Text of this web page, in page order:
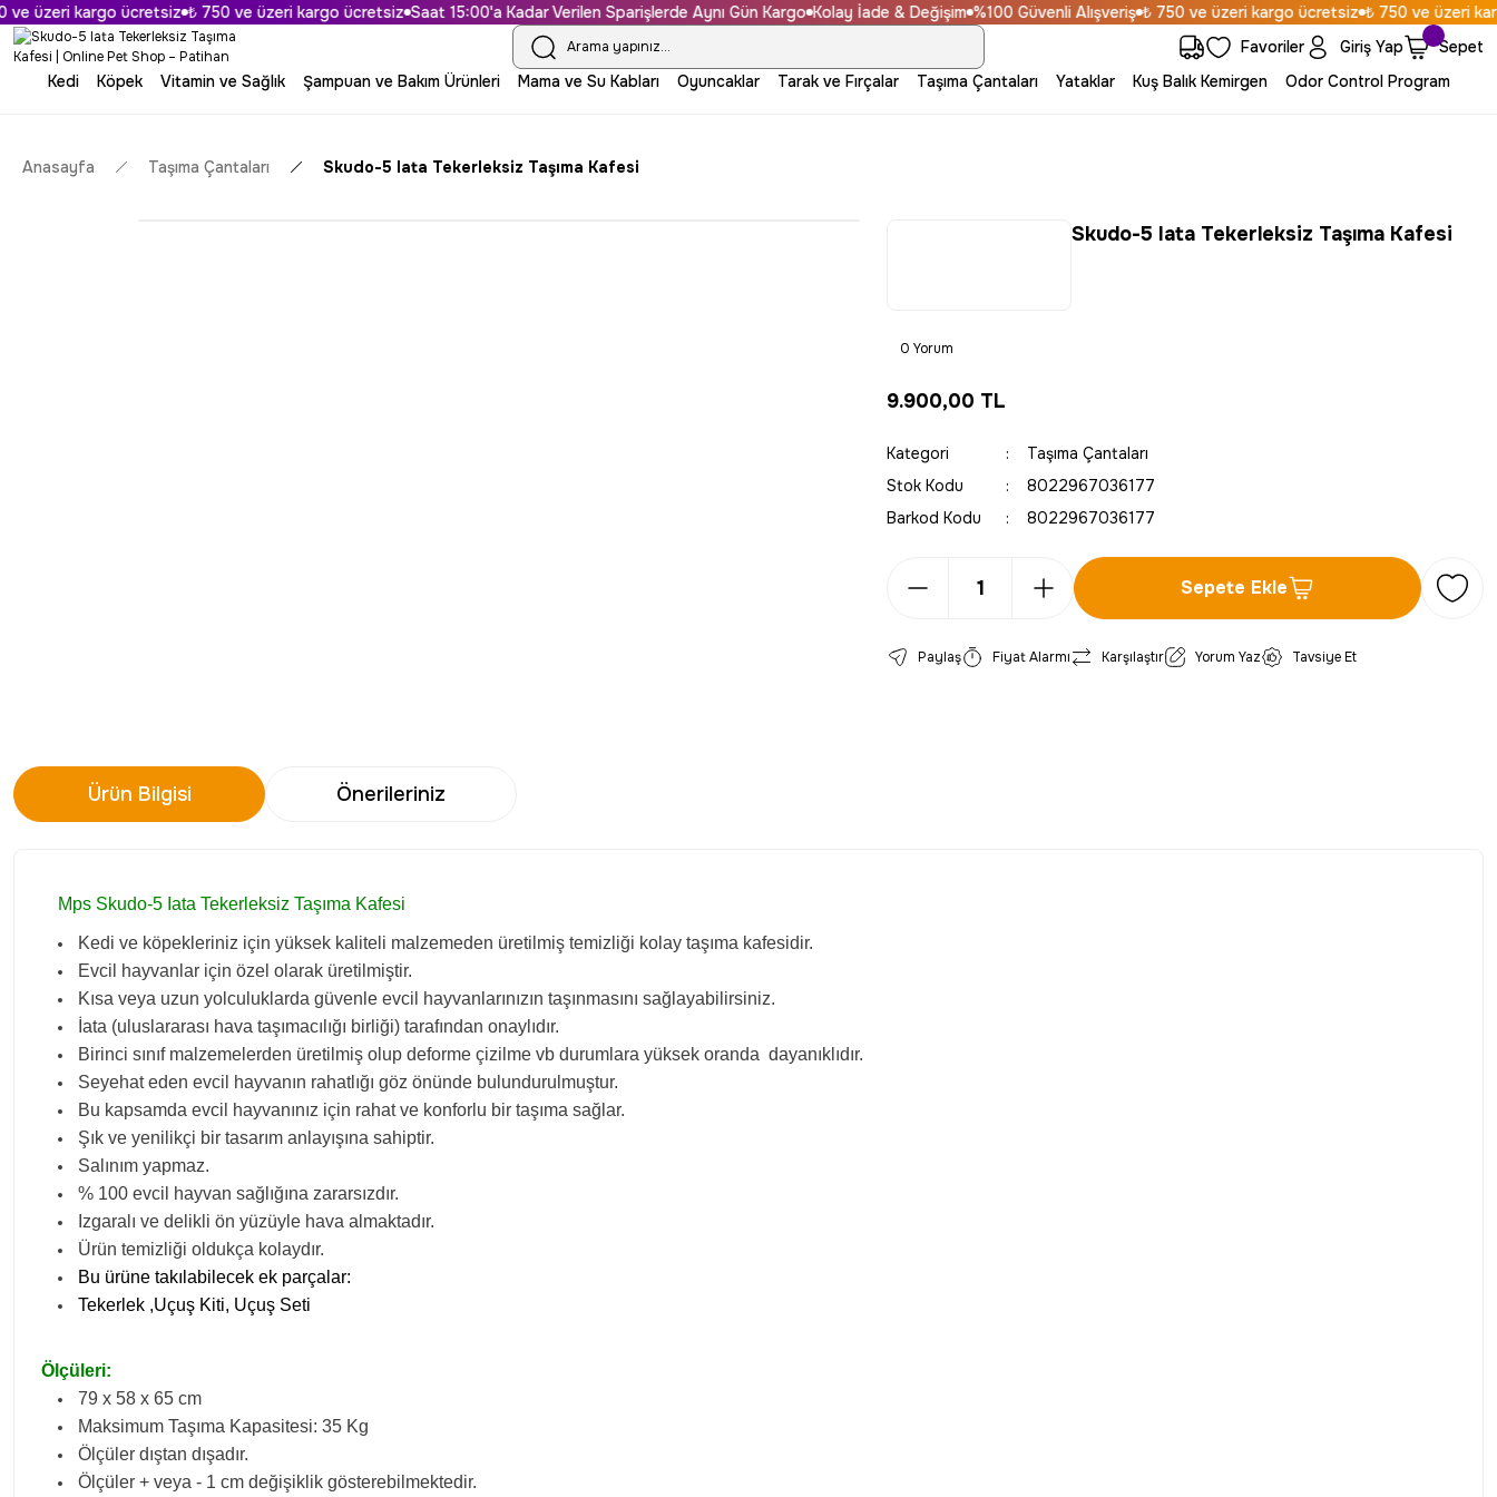
kargo ücretsiz ₺ 750 ve üzeri kargo ücretsiz Saat 15:00'a Kadar Verilen Sparişlerde Aynı Gün Kargo Kolay İade & Değişim %100 Güvenli Alışveriş ₺ 750 ve üzeri kargo ücretsiz ₺ 750 ve üzeri kargo
Favoriler
Giriş Yap
Sepet
Kedi
Köpek Vitamin ve Sağlık Şampuan ve Bakım Ürünleri Mama ve Su Kabları Oyuncaklar Tarak ve Fırçalar Taşıma Çantaları Yataklar Kuş Balık Kemirgen Odor Control Program
Anasayfa Taşıma Çantaları Skudo-5 Iata Tekerleksiz Taşıma Kafesi
Skudo-5 Iata Tekerleksiz Taşıma Kafesi
0 Yorum
9.900,00 TL
Kategori
Taşıma Çantaları
Stok Kodu
8022967036177
Barkod Kodu
8022967036177
Sepete Ekle
Paylaş Fiyat Alarmı Karşılaştır Yorum Yaz Tavsiye Et
Ürün Bilgisi Önerileriniz
Mps Skudo-5 Iata Tekerleksiz Taşıma Kafesi
Kedi ve köpekleriniz için yüksek kaliteli malzemeden üretilmiş temizliği kolay taşıma kafesidir.
Evcil hayvanlar için özel olarak üretilmiştir.
Kısa veya uzun yolculuklarda güvenle evcil hayvanlarınızın taşınmasını sağlayabilirsiniz.
İata (uluslararası hava taşımacılığı birliği) tarafından onaylıdır.
Birinci sınıf malzemelerden üretilmiş olup deforme çizilme vb durumlara yüksek oranda dayanıklıdır.
Seyehat eden evcil hayvanın rahatlığı göz önünde bulundurulmuştur.
Bu kapsamda evcil hayvanınız için rahat ve konforlu bir taşıma sağlar.
Şık ve yenilikçi bir tasarım anlayışına sahiptir.
Salınım yapmaz.
% 100 evcil hayvan sağlığına zararsızdır.
Izgaralı ve delikli ön yüzüyle hava almaktadır.
Ürün temizliği oldukça kolaydır.
Bu ürüne takılabilecek ek parçalar:
Tekerlek ,Uçuş Kiti, Uçuş Seti
Ölçüleri:
79 x 58 x 65 cm
Maksimum Taşıma Kapasitesi: 35 Kg
Ölçüler dıştan dışadır.
Ölçüler + veya - 1 cm değişiklik gösterebilmektedir.